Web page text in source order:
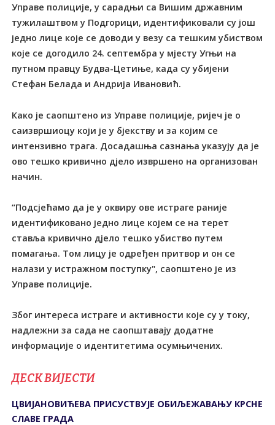
Управе полиције, у сарадњи са Вишим државним
тужилаштвом у Подгорици, идентификовали су још
једно лице које се доводи у везу са тешким убиством
које се догодило 24. септембра у мјесту Угњи на
путном правцу Будва-Цетиње, када су убијени
Стефан Белада и Андрија Ивановић.
Како је саопштено из Управе полиције, ријеч је о
саизвршиоцу који је у бјекству и за којим се
интензивно трага. Досадашња сазнања указују да је
ово тешко кривично дјело извршено на организован
начин.
“Подсјећамо да је у оквиру ове истраге раније
идентификовано једно лице којем се на терет
ставља кривично дјело тешко убиство путем
помагања. Tом лицу је одређен притвор и он се
налази у истражном поступку", саопштено је из
Управе полиције.
Због интереса истраге и активности које су у току,
надлежни за сада не саопштавају додатне
информације о идентитетима осумњичених.
ДЕСК ВИЈЕСТИ
ЦВИЈАНОВИЋЕВА ПРИСУСТВУЈЕ ОБИЉЕЖАВАЊУ КРСНЕ
СЛАВЕ ГРАДА